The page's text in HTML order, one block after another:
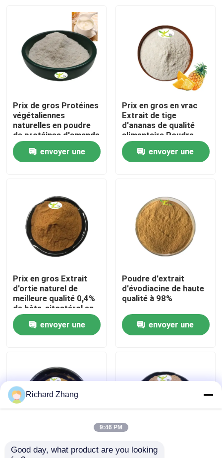
Produits
À propos de nous
Contrôle de la qualité
Nous contacter
Poudre d'extrait de plante
Poudre superbe de nourriture
Matières premières cosmétiques
Prix ​​de gros Protéines
végétaliennes
naturelles en poudre
de protéines d'amande
40 % 50 % 60 %
envoyer une
Prix en gros en vrac
Extrait de tige
d'ananas de qualité
alimentaire Poudre
d'enzyme de
bromélaïne
1200/2400 GDU
envoyer une
Prix en gros Extrait
d'ortie naturel de
meilleure qualité 0,4%
de bêta-sitostérol en
poudre
envoyer une
Poudre d'extrait
d'évodiacine de haute
qualité à 98%
envoyer une
Prix en gros Poudre
Poudre de thé blanc
Richard Zhang
9:46 PM
Good day, what product are you looking